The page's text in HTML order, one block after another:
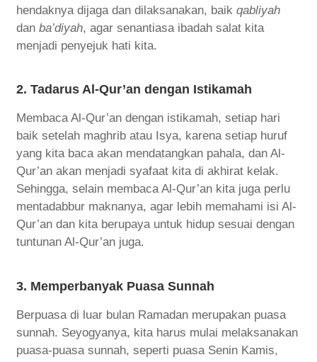
hendaknya dijaga dan dilaksanakan, baik qabliyah
danba’diyah, agar senantiasa ibadah salat kita
menjadi penyejuk hati kita.
2. Tadarus Al-Qur’an dengan Istikamah
Membaca Al-Qur’an dengan istikamah, setiap hari
baik setelah maghrib atau Isya, karena setiap huruf
yang kita baca akan mendatangkan pahala, dan Al-
Qur’an akan menjadi syafaat kita di akhirat kelak.
Sehingga, selain membaca Al-Qur’an kita juga perlu
mentadabbur maknanya, agar lebih memahami isi Al-
Qur’an dan kita berupaya untuk hidup sesuai dengan
tuntunan Al-Qur’an juga.
3. Memperbanyak Puasa Sunnah
Berpuasa di luar bulan Ramadan merupakan puasa
sunnah. Seyogyanya, kita harus mulai melaksanakan
puasa-puasa sunnah, seperti puasa Senin Kamis,